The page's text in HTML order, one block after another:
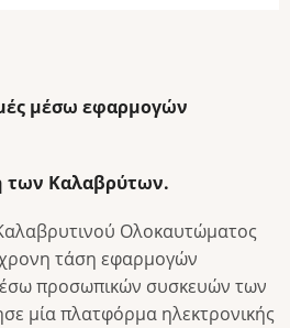
μέσω εφαρμογών
των Καλαβρύτων.
Ολοκαυτώματος
τάση εφαρμογών
προσωπικών συσκευών των
μία πλατφόρμα ηλεκτρονικής